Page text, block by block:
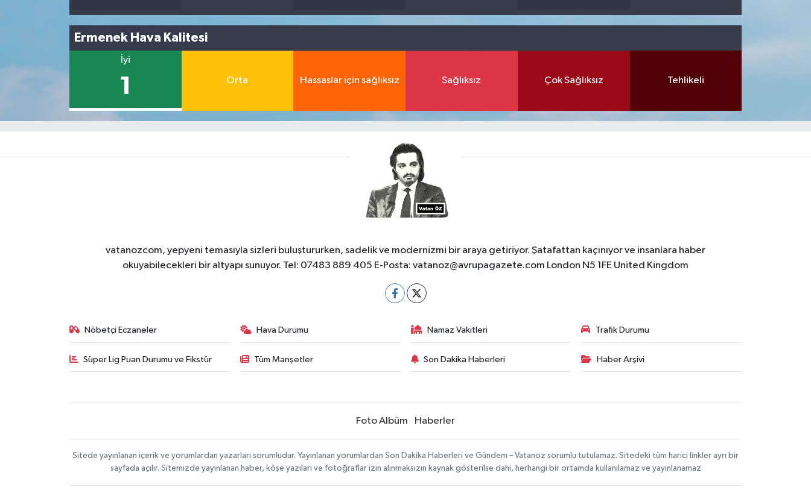
Ermenek Hava Kalitesi
İyi
1 Orta Hassaslar için sağlıksız Sağlıksız Çok Sağlıksız Tehlikeli
vatanozcom, yepyeni temasıyla sizleri buluştururken, sadelik ve modernizmi bir araya getiriyor. Şatafattan kaçınıyor ve insanlara haber
okuyabilecekleri bir altyapı sunuyor. Tel: 07483 889 405 E-Posta: vatanoz@avrupagazete.com London N5 1FE United Kingdom
Nöbetçi Eczaneler Hava Durumu Namaz Vakitleri Trafik Durumu
Süper Lig Puan Durumu ve Fikstür Tüm Manşetler Son Dakika Haberleri Haber Arşivi
Foto Albüm Haberler
Sitede yayınlanan içerik ve yorumlardan yazarları sorumludur. Yayınlanan yorumlardan Son Dakika Haberleri ve Gündem – Vatanoz sorumlu tutulamaz. Sitedeki tüm harici linkler ayrı bir
sayfada açılır. Sitemizde yayınlanan haber, köşe yazıları ve fotoğraflar izin alınmaksızın kaynak gösterilse dahi, herhangi bir ortamda kullanılamaz ve yayınlanamaz